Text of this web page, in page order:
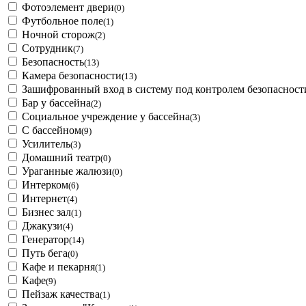
Фотоэлемент двери(0)
Футбольное поле(1)
Ночной сторож(2)
Сотрудник(7)
Безопасность(13)
Камера безопасности(13)
Зашифрованный вход в систему под контролем
Бар у бассейна(2)
Социальное учреждение у бассейна(3)
С бассейном(9)
Усилитель(3)
Домашний театр(0)
Ураганные жалюзи(0)
Интерком(6)
Интернет(4)
Бизнес зал(1)
Джакузи(4)
Генератор(14)
Путь бега(0)
Кафе и пекарня(1)
Кафе(9)
Пейзаж качества(1)